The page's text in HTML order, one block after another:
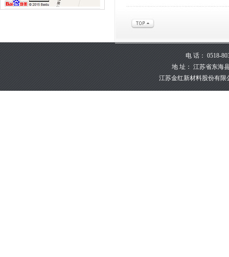
电 话： 0518-
地 址： 江苏省东海
江苏金红新材料股份有限